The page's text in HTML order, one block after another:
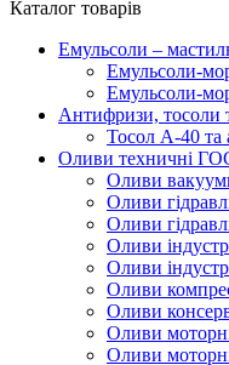
Каталог товарів
Емульсоли –
Емульсоли-
Емульсоли-
Антифризи, тосоли
Тосол А-40 та
Оливи техничні
Оливи
Оливи
Оливи
Оливи
Оливи
Оливи
Оливи
Оливи
Оливи